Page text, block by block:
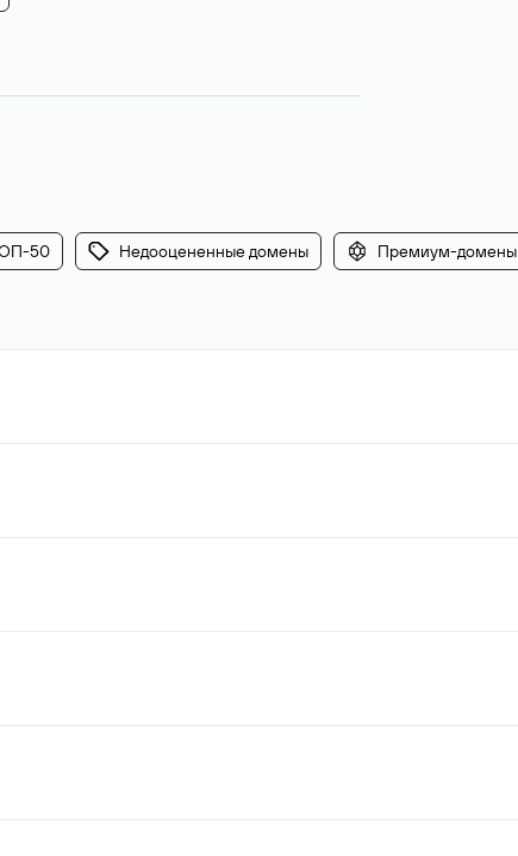
50 Недооцененные домены Премиум-домены